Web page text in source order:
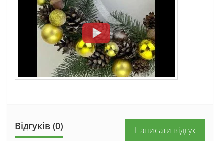
Відгуків (0) Написати відгук